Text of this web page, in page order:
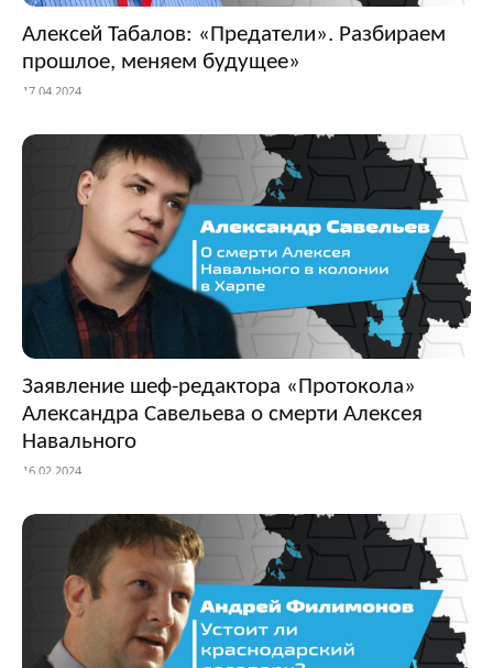
Алексей Табалов: «Предатели». Разбираем
прошлое, меняем будущее»
17.04.2024
Заявление шеф-редактора «Протокола»
Александра Савельева о смерти Алексея
Навального
16.02.2024